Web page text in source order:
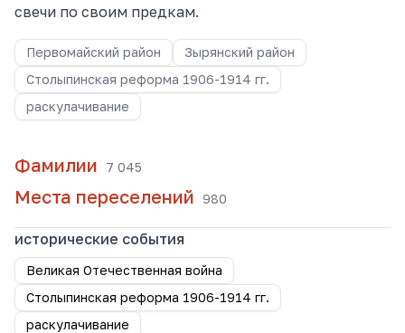
свечи по своим предкам.
Первомайский район
Зырянский район
Столыпинская реформа 1906-1914 гг.
раскулачивание
Фамилии 7 045
Места переселений 980
исторические события
Великая Отечественная война
Столыпинская реформа 1906-1914 гг.
раскулачивание